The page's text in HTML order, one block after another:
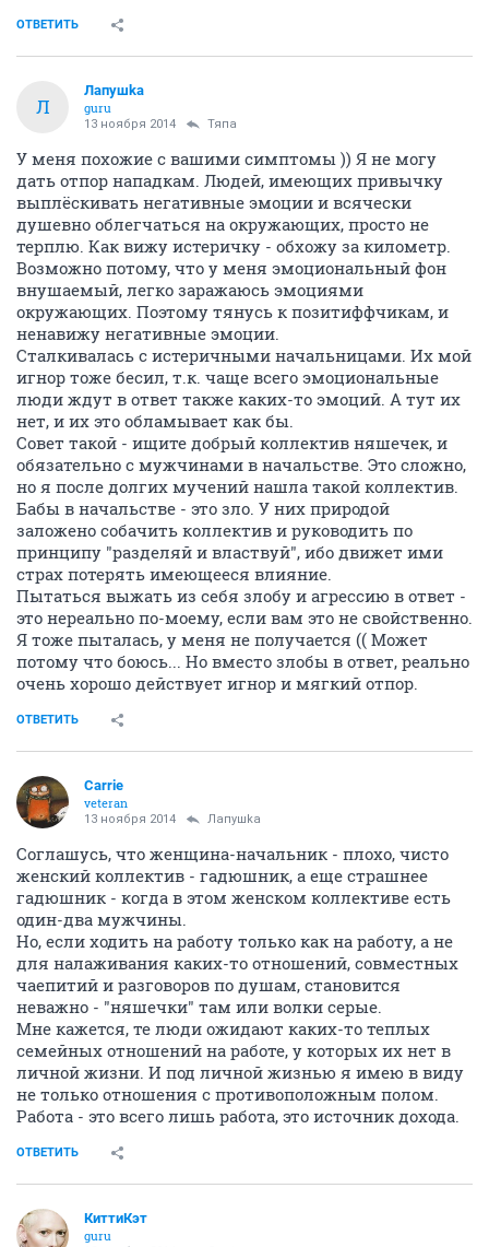
ОТВЕТИТЬ
Л
Лапушkа
guru
13 ноября 2014 Тяпа
У меня похожие с вашими симптомы )) Я не могу
дать отпор нападкам. Людей, имеющих привычку
выплёскивать негативные эмоции и всячески
душевно облегчаться на окружающих, просто не
терплю. Как вижу истеричку - обхожу за километр.
Возможно потому, что у меня эмоциональный фон
внушаемый, легко заражаюсь эмоциями
окружающих. Поэтому тянусь к позитиффчикам, и
ненавижу негативные эмоции.
Сталкивалась с истеричными начальницами. Их мой
игнор тоже бесил, т.к. чаще всего эмоциональные
люди ждут в ответ также каких-то эмоций. А тут их
нет, и их это обламывает как бы.
Совет такой - ищите добрый коллектив няшечек, и
обязательно с мужчинами в начальстве. Это сложно,
но я после долгих мучений нашла такой коллектив.
Бабы в начальстве - это зло. У них природой
заложено собачить коллектив и руководить по
принципу "разделяй и властвуй", ибо движет ими
страх потерять имеющееся влияние.
Пытаться выжать из себя злобу и агрессию в ответ -
это нереально по-моему, если вам это не свойственно.
Я тоже пыталась, у меня не получается (( Может
потому что боюсь... Но вместо злобы в ответ, реально
очень хорошо действует игнор и мягкий отпор.
ОТВЕТИТЬ
Carrie
veteran
13 ноября 2014 Лапушkа
Соглашусь, что женщина-начальник - плохо, чисто
женский коллектив - гадюшник, а еще страшнее
гадюшник - когда в этом женском коллективе есть
один-два мужчины.
Но, если ходить на работу только как на работу, а не
для налаживания каких-то отношений, совместных
чаепитий и разговоров по душам, становится
неважно - "няшечки" там или волки серые.
Мне кажется, те люди ожидают каких-то теплых
семейных отношений на работе, у которых их нет в
личной жизни. И под личной жизнью я имею в виду
не только отношения с противоположным полом.
Работа - это всего лишь работа, это источник дохода.
ОТВЕТИТЬ
КиттиКэт
guru